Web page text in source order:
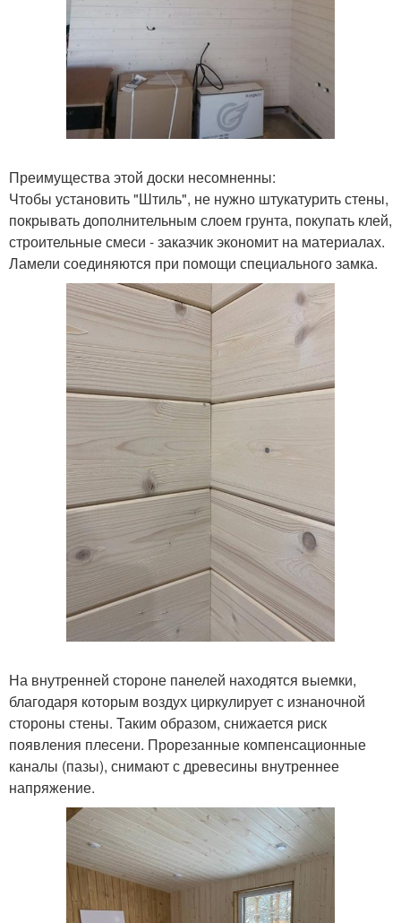
Преимущества этой доски несомненны:
Чтобы установить "Штиль", не нужно штукатурить стены,
покрывать дополнительным слоем грунта, покупать клей,
строительные смеси - заказчик экономит на материалах.
Ламели соединяются при помощи специального замка.
На внутренней стороне панелей находятся выемки,
благодаря которым воздух циркулирует с изнаночной
стороны стены. Таким образом, снижается риск
появления плесени. Прорезанные компенсационные
каналы (пазы), снимают с древесины внутреннее
напряжение.